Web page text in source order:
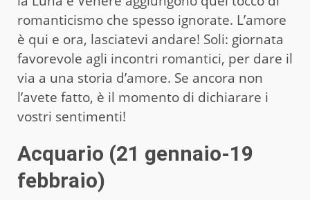
romanticismo che spesso ignorate. L’amore
è qui e ora, lasciatevi andare! Soli: giornata
favorevole agli incontri romantici, per dare il
via a una storia d’amore. Se ancora non
l’avete fatto, è il momento di dichiarare i
vostri sentimenti!
Acquario (21 gennaio-19
febbraio)